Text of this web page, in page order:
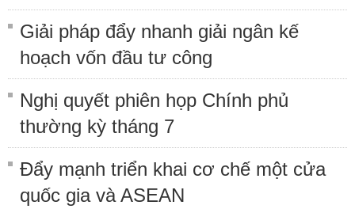
Giải pháp đẩy nhanh giải ngân kế
hoạch vốn đầu tư công
Nghị quyết phiên họp Chính phủ
thường kỳ tháng 7
Đẩy mạnh triển khai cơ chế một cửa
quốc gia và ASEAN